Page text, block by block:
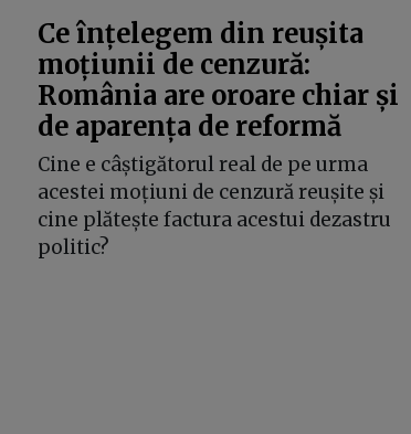
Ce înțelegem din reușita
moțiunii de cenzură:
România are oroare chiar și
de aparența de reformă
Cine e câștigătorul real de pe urma
acestei moțiuni de cenzură reușite și
cine plătește factura acestui dezastru
politic?